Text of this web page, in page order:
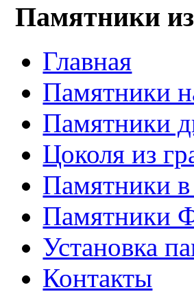
Памятники
Главная
Памятники
Памятники
Цоколя из
Памятники в
Памятники
Установка
Контакты